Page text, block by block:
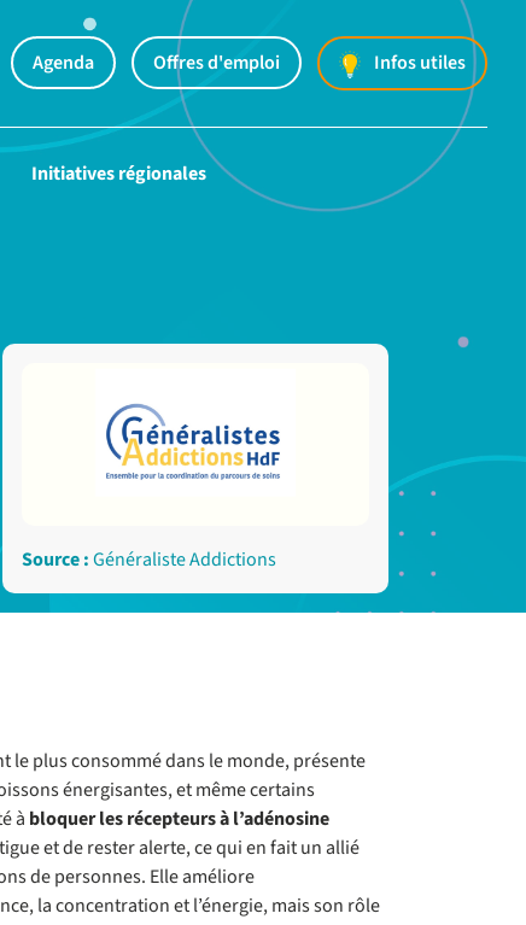
Agenda Offres d'emploi Infos utiles
Initiatives régionales
Source :Généraliste Addictions
le plus consommé dans le monde, présente
énergisantes, et même certains
à bloquer les récepteurs à l’adénosine
et de rester alerte, ce qui en fait un allié
de personnes. Elle améliore
la concentration et l’énergie, mais son rôle